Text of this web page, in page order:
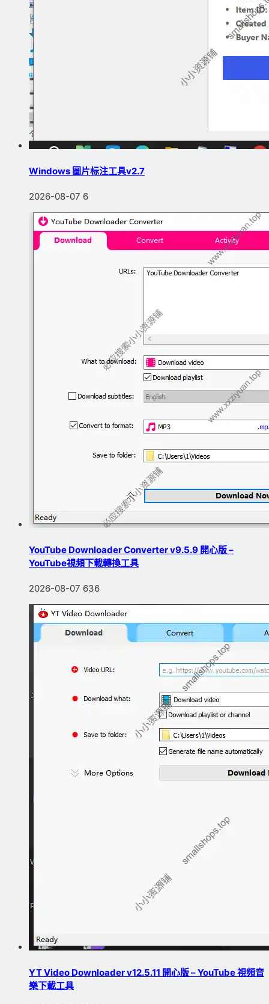
Windows 圖片标注工具v2.7
2026-08-07 6
YouTube Downloader Converter v9.5.9 開心版 –
YouTube視頻下載轉換工具
2026-08-07 636
YT Video Downloader v12.5.11 開心版 – YouTube 視頻音
樂下載工具